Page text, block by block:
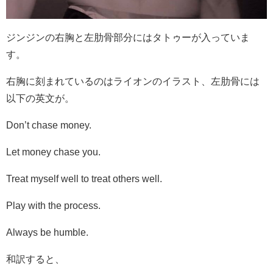
ジンジンの右胸と左肋骨部分にはタトゥーが入っていま
す。
右胸に刻まれているのはライオンのイラスト、左肋骨には
以下の英文が。
Don’t chase money.
Let money chase you.
Treat myself well to treat others well.
Play with the process.
Always be humble.
和訳すると、